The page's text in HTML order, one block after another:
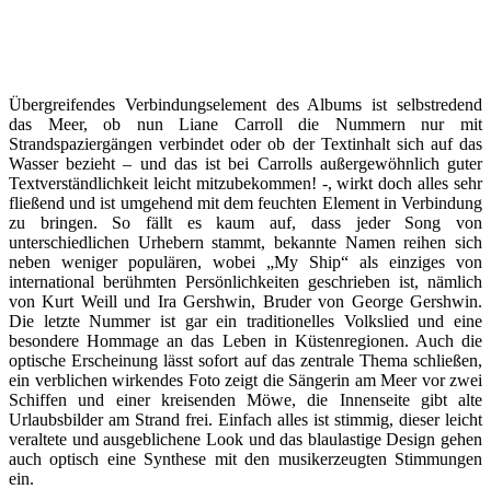
Übergreifendes Verbindungselement des Albums ist selbstredend
das Meer, ob nun Liane Carroll die Nummern nur mit
Strandspaziergängen verbindet oder ob der Textinhalt sich auf das
Wasser bezieht – und das ist bei Carrolls außergewöhnlich guter
Textverständlichkeit leicht mitzubekommen! -, wirkt doch alles sehr
fließend und ist umgehend mit dem feuchten Element in Verbindung
zu bringen. So fällt es kaum auf, dass jeder Song von
unterschiedlichen Urhebern stammt, bekannte Namen reihen sich
neben weniger populären, wobei „My Ship“ als einziges von
international berühmten Persönlichkeiten geschrieben ist, nämlich
von Kurt Weill und Ira Gershwin, Bruder von George Gershwin.
Die letzte Nummer ist gar ein traditionelles Volkslied und eine
besondere Hommage an das Leben in Küstenregionen. Auch die
optische Erscheinung lässt sofort auf das zentrale Thema schließen,
ein verblichen wirkendes Foto zeigt die Sängerin am Meer vor zwei
Schiffen und einer kreisenden Möwe, die Innenseite gibt alte
Urlaubsbilder am Strand frei. Einfach alles ist stimmig, dieser leicht
veraltete und ausgeblichene Look und das blaulastige Design gehen
auch optisch eine Synthese mit den musikerzeugten Stimmungen
ein.